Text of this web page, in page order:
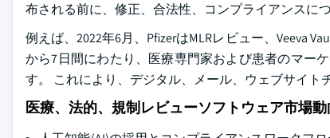
布される前に、修正、合法性、コンプライアンスに
例えば、2022年6月、PfizerはMLRレビュー、Veeva
から7日間にわたり、医療専門家および患者のマー
す。 これにより、デジタル、メール、ウェブサイト
医療、法的、規制レビューソフトウェア市場動